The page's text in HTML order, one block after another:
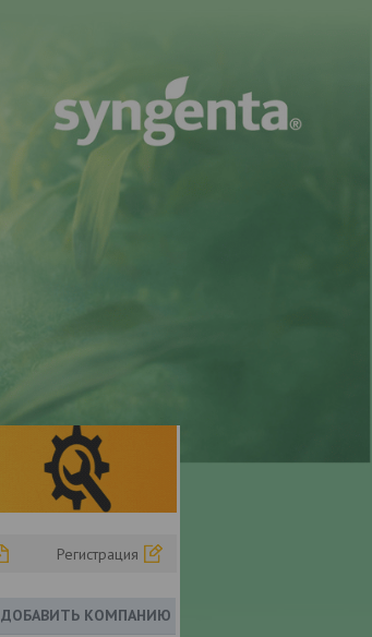
Регистрация
ДОБАВИТЬ КОМПАНИЮ